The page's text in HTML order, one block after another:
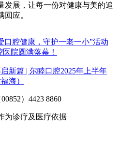
发展，让每一份对健康与美的追
应。
口腔健康，守护一老一小”活动
院圆满落幕！
新篇 | 尔睦口腔2025年上半年
海）
）4423 8860
为诊疗及医疗依据